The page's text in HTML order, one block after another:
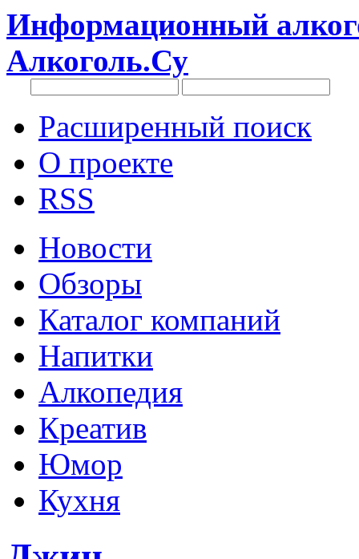
Информационный
Алкоголь.Су
Расширенный поиск
О проекте
RSS
Новости
Обзоры
Каталог компаний
Напитки
Алкопедия
Креатив
Юмор
Кухня